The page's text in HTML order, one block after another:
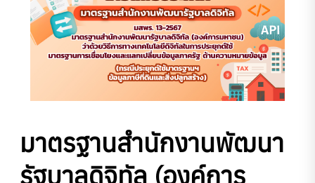
มาตรฐานสํานักงานพัฒนา
รัฐบาลดิจิทัล (องค์การ